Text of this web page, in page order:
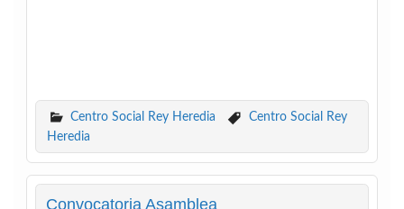
Centro Social Rey Heredia
Centro Social Rey
Heredia
Convocatoria Asamblea